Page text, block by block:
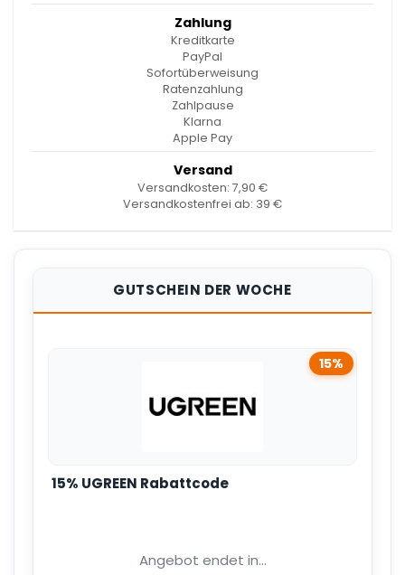
Zahlung
Kreditkarte
PayPal
Sofortüberweisung
Ratenzahlung
Zahlpause
Klarna
Apple Pay
Versand
Versandkosten: 7,90 €
Versandkostenfrei ab: 39 €
GUTSCHEIN DER WOCHE
15%
15% UGREEN Rabattcode
Angebot endet in...